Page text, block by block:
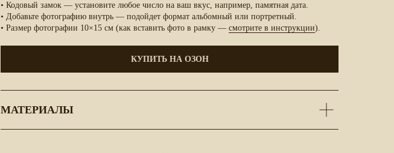
• Кодовый замок — установите любое число на ваш вкус, например, памятная дата.
• Добавьте фотографию внутрь — подойдет формат альбомный или портретный.
• Размер фотографии 10×15 см (как вставить фото в рамку — смотрите в инструкции).
КУПИТЬ НА ОЗОН
МАТЕРИАЛЫ